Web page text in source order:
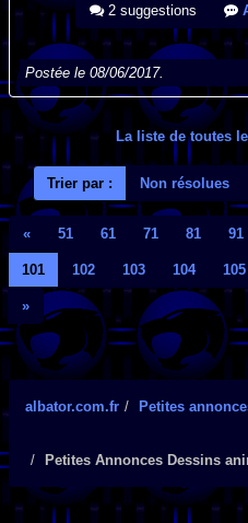
2 suggestions
Postée le 08/06/2017.
La liste de toutes
Trier par : Non résolues
« 51 61 71 81 91
101 102 103 104 105
»
albator.com.fr Petites
Petites Annonces Dessins